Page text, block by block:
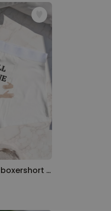
Gepersonaliseerde boxershort met gezicht en tekst